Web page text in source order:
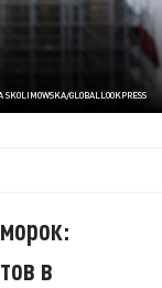
GLOBALLOOKPRESS
в